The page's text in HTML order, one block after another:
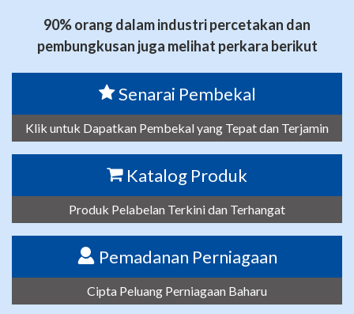
90% orang dalam industri percetakan dan
pembungkusan juga melihat perkara berikut
Senarai Pembekal
Klik untuk Dapatkan Pembekal yang Tepat dan Terjamin
Katalog Produk
Produk Pelabelan Terkini dan Terhangat
Pemadanan Perniagaan
Cipta Peluang Perniagaan Baharu